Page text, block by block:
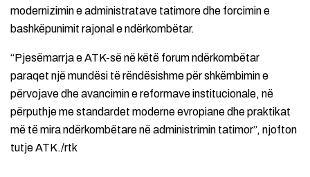
modernizimin e administratave tatimore dhe forcimin e
bashkëpunimit rajonal e ndërkombëtar.
“Pjesëmarrja e ATK-së në këtë forum ndërkombëtar
paraqet një mundësi të rëndësishme për shkëmbimin e
përvojave dhe avancimin e reformave institucionale, në
përputhje me standardet moderne evropiane dhe praktikat
më të mira ndërkombëtare në administrimin tatimor”, njofton
tutje ATK./rtk